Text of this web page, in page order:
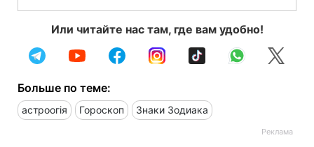
Или читайте нас там, где вам удобно!
Больше по теме:
астроогія Гороскоп Знаки Зодиака